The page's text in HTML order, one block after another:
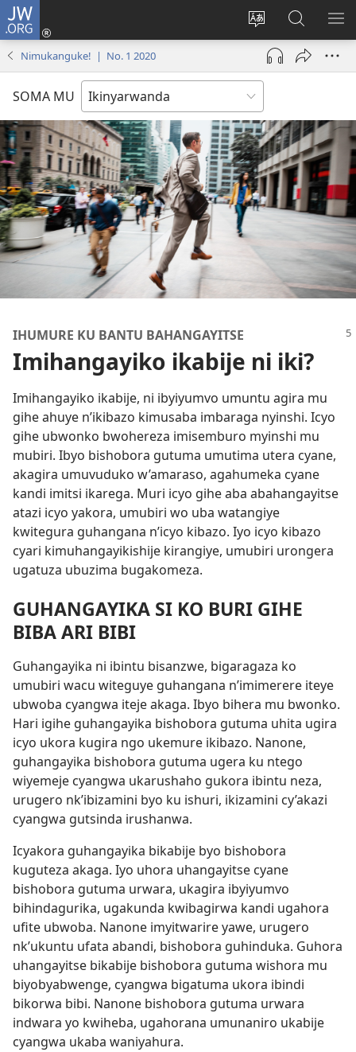
JW.ORG
Hindura
ururimi
Injira
(ifungukire
ahandi)
Shakisha
kuri
JW.ORG
Nimukanguke! | No. 1 2020
SOMA MU
IHUMURE KU BANTU BAHANGAYITSE
Imihangayiko ikabije ni iki?
Imihangayiko ikabije, ni ibyiyumvo umuntu agira mu
gihe ahuye n’ikibazo kimusaba imbaraga nyinshi. Icyo
gihe ubwonko bwohereza imisemburo myinshi mu
mubiri. Ibyo bishobora gutuma umutima utera cyane,
akagira umuvuduko w’amaraso, agahumeka cyane
kandi imitsi ikarega. Muri icyo gihe aba abahangayitse
atazi icyo yakora, umubiri wo uba watangiye
kwitegura guhangana n’icyo kibazo. Iyo icyo kibazo
cyari kimuhangayikishije kirangiye, umubiri urongera
ugatuza ubuzima bugakomeza.
GUHANGAYIKA SI KO BURI GIHE
BIBA ARI BIBI
Guhangayika ni ibintu bisanzwe, bigaragaza ko
umubiri wacu witeguye guhangana n’imimerere iteye
ubwoba cyangwa iteje akaga. Ibyo bihera mu bwonko.
Hari igihe guhangayika bishobora gutuma uhita ugira
icyo ukora kugira ngo ukemure ikibazo. Nanone,
guhangayika bishobora gutuma ugera ku ntego
wiyemeje cyangwa ukarushaho gukora ibintu neza,
urugero nk’ibizamini byo ku ishuri, ikizamini cy’akazi
cyangwa gutsinda irushanwa.
Icyakora guhangayika bikabije byo bishobora
kuguteza akaga. Iyo uhora uhangayitse cyane
bishobora gutuma urwara, ukagira ibyiyumvo
bihindagurika, ugakunda kwibagirwa kandi ugahora
ufite ubwoba. Nanone imyitwarire yawe, urugero
nk’ukuntu ufata abandi, bishobora guhinduka. Guhora
uhangayitse bikabije bishobora gutuma wishora mu
biyobyabwenge, cyangwa bigatuma ukora ibindi
bikorwa bibi. Nanone bishobora gutuma urwara
indwara yo kwiheba, ugahorana umunaniro ukabije
cyangwa ukaba waniyahura.